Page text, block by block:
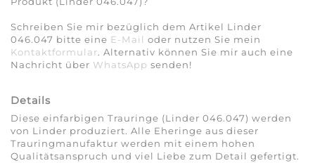
Schreiben Sie mir bezüglich dem Artikel Linder
046.047 bitte eine E-Mail oder nutzen Sie mein
Kontaktformular. Alternativ können Sie mir auch eine
Nachricht über WhatsApp senden!
Details
Diese einfarbigen Trauringe (Linder 046.047) werden
von Linder produziert. Alle Eheringe aus dieser
Trauringmanufaktur werden mit einem hohen
Qualitätsanspruch und viel Liebe zum Detail gefertigt.